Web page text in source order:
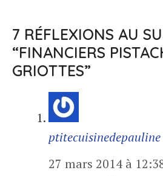
7 RÉFLEXIONS AU
“FINANCIERS
GRIOTTES”
ptitecuisinedepauline
27 mars 2014 à